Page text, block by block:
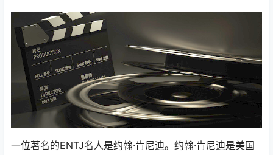
一位著名的ENTJ名人是约翰·肯尼迪。约翰·肯尼迪是美国